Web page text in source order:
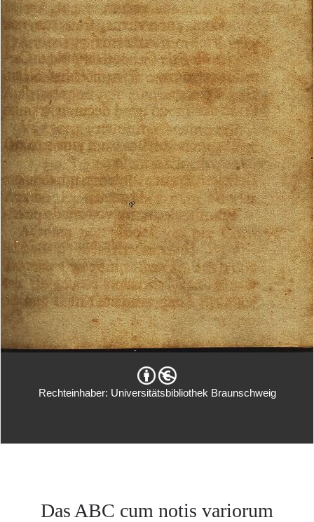
Rechteinhaber: Universitätsbibliothek Braunschweig
Das ABC cum notis variorum